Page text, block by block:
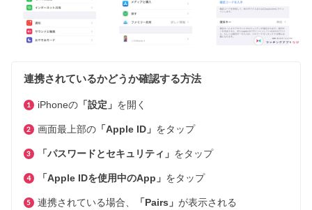
連携されているかどうか確認する方法
iPhoneの「設定」 を開く
画面最上部の「Apple ID」 をタップ
「パスワードとセキュリティ」 をタップ
「Apple IDを使用中のApp」 をタップ
連携されている場合、 「Pairs」 が表示される